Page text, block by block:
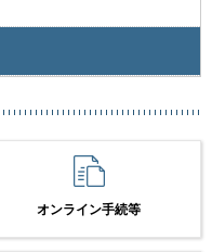
オンライン手続等